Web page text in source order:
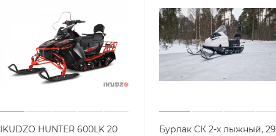
IKUDZO HUNTER 600LK 20
Бурлак СК 2-х лыжный, 29